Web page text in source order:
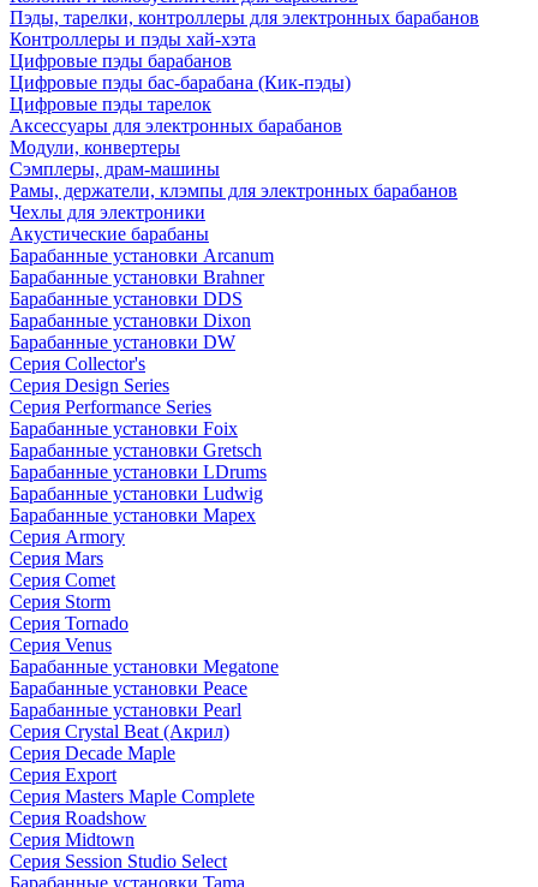
Пэды, тарелки, контроллеры для электронных барабанов
Контроллеры и пэды хай-хэта
Цифровые пэды барабанов
Цифровые пэды бас-барабана (Кик-пэды)
Цифровые пэды тарелок
Аксессуары для электронных барабанов
Модули, конвертеры
Сэмплеры, драм-машины
Рамы, держатели, клэмпы для электронных барабанов
Чехлы для электроники
Акустические барабаны
Барабанные установки Arcanum
Барабанные установки Brahner
Барабанные установки DDS
Барабанные установки Dixon
Барабанные установки DW
Серия Collector's
Серия Design Series
Серия Performance Series
Барабанные установки Foix
Барабанные установки Gretsch
Барабанные установки LDrums
Барабанные установки Ludwig
Барабанные установки Mapex
Серия Armory
Серия Mars
Серия Comet
Серия Storm
Серия Tornado
Серия Venus
Барабанные установки Megatone
Барабанные установки Peace
Барабанные установки Pearl
Серия Crystal Beat (Акрил)
Серия Decade Maple
Серия Export
Серия Masters Maple Complete
Серия Roadshow
Серия Midtown
Серия Session Studio Select
Барабанные установки Tama